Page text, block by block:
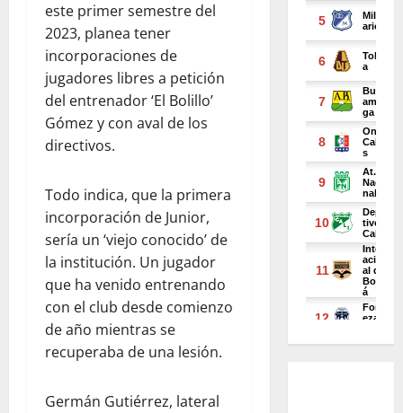
este primer semestre del
2023, planea tener
incorporaciones de
jugadores libres a petición
del entrenador ‘El Bolillo’
Gómez y con aval de los
directivos.
Todo indica, que la primera
incorporación de Junior,
sería un ‘viejo conocido’ de
la institución. Un jugador
que ha venido entrenando
con el club desde comienzo
de año mientras se
recuperaba de una lesión.
Germán Gutiérrez, lateral